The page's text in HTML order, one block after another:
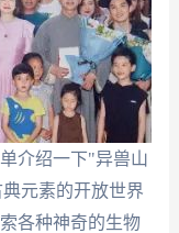
介绍一下"异兽山
元素的开放世界
各种神奇的生物